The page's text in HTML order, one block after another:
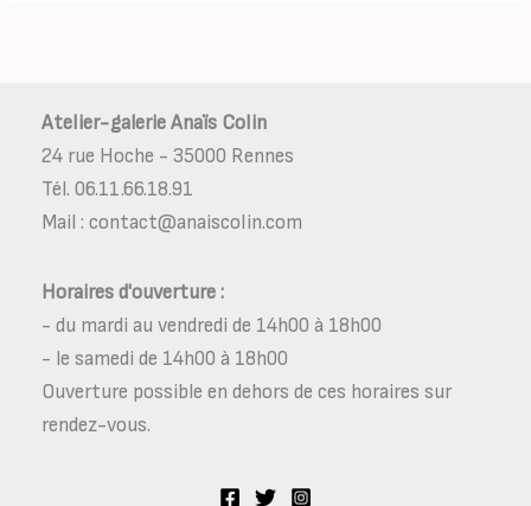
Atelier-galerie Anaïs Colin
24 rue Hoche - 35000 Rennes
Tél. 06.11.66.18.91
Mail : contact@anaiscolin.com
Horaires d'ouverture :
- du mardi au vendredi de 14h00 à 18h00
- le samedi de 14h00 à 18h00
Ouverture possible en dehors de ces horaires sur
rendez-vous.